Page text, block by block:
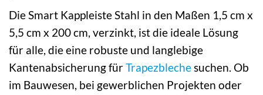
Die Smart Kappleiste Stahl in den Maßen 1,5 cm x
5,5 cm x 200 cm, verzinkt, ist die ideale Lösung
für alle, die eine robuste und langlebige
Kantenabsicherung fürTrapezblechesuchen. Ob
im Bauwesen, bei gewerblichen Projekten oder